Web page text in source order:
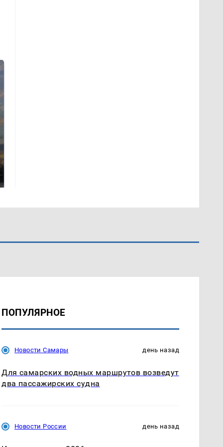
ПОПУЛЯРНОЕ
Новости Самары день назад
Для самарских водных маршрутов возведут
два пассажирских судна
Новости России день назад